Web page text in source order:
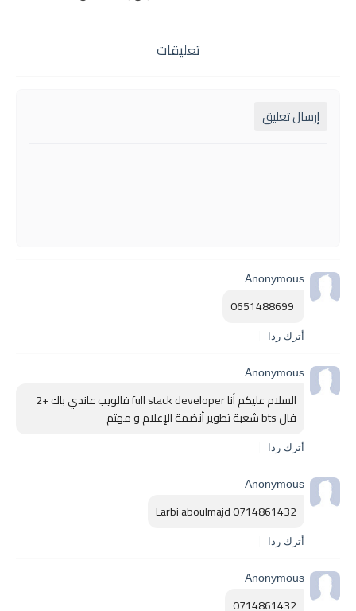
تعليقات
إرسال تعليق
Anonymous
أترك ردا
Anonymous
فال bts شعبة تطوير أنضمة الإعلام و مهتم
أترك ردا
Anonymous
Larbi aboulmajd 0714861432
أترك ردا
Anonymous
0714861432